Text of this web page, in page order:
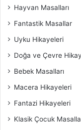
Hayvan Masalları
Fantastik Masallar
Uyku Hikayeleri
Doğa ve Çevre
Bebek Masalları
Macera Hikayeleri
Fantazi Hikayeleri
Klasik Çocuk